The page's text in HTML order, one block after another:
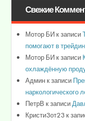
Свежие
Мотор БИк записи
помогают в
Мотор БИк записи
охлаждённую
Админк записи
наркологического
ПетрВ к записи
Кристи3от23 к